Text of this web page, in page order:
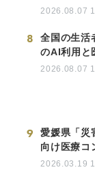
2026.08.07
8
全国の生活
のAI利用と
2026.08.07
9
愛媛県「災
向け医療コ
2026.03.19